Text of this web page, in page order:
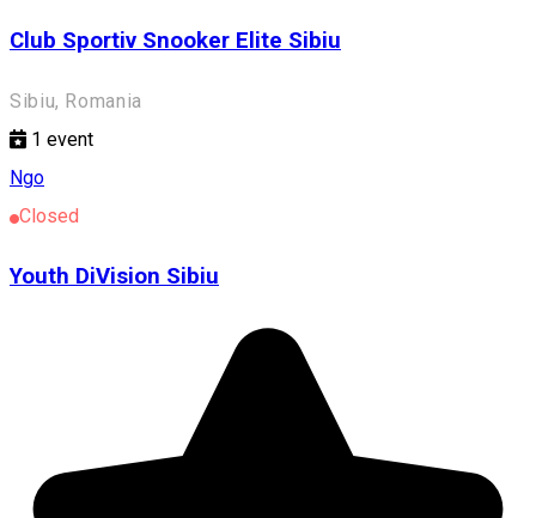
Club Sportiv Snooker Elite Sibiu
Sibiu, Romania
1 event
Ngo
Closed
Youth DiVision Sibiu